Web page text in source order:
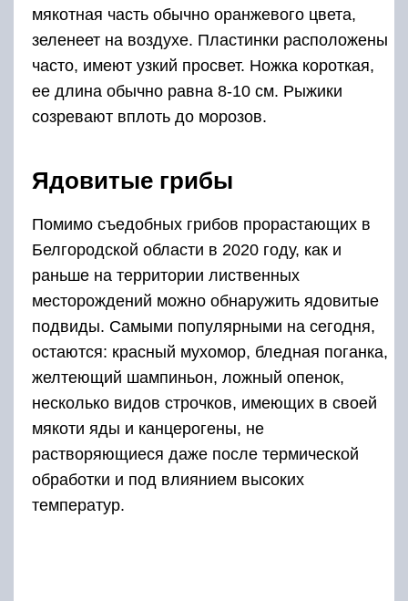
мякотная часть обычно оранжевого цвета,
зеленеет на воздухе. Пластинки расположены
часто, имеют узкий просвет. Ножка короткая,
ее длина обычно равна 8-10 см. Рыжики
созревают вплоть до морозов.
Ядовитые грибы
Помимо съедобных грибов прорастающих в
Белгородской области в 2020 году, как и
раньше на территории лиственных
месторождений можно обнаружить ядовитые
подвиды. Самыми популярными на сегодня,
остаются: красный мухомор, бледная поганка,
желтеющий шампиньон, ложный опенок,
несколько видов строчков, имеющих в своей
мякоти яды и канцерогены, не
растворяющиеся даже после термической
обработки и под влиянием высоких
температур.